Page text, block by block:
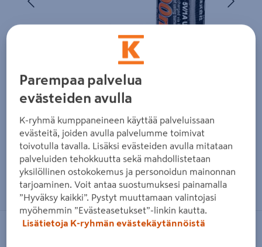
Zoomaa kuvaa sormilla kosketusnäytöllä
Parempaa palvelua
evästeiden avulla
K-ryhmä kumppaneineen käyttää palveluissaan
evästeitä, joiden avulla palvelumme toimivat
toivotulla tavalla. Lisäksi evästeiden avulla mitataan
palveluiden tehokkuutta sekä mahdollistetaan
yksilöllinen ostokokemus ja personoidun mainonnan
tarjoaminen. Voit antaa suostumuksesi painamalla
”Hyväksy kaikki”. Pystyt muuttamaan valintojasi
myöhemmin ”Evästeasetukset”-linkin kautta.
Lisätietoja K-ryhmän evästekäytännöistä